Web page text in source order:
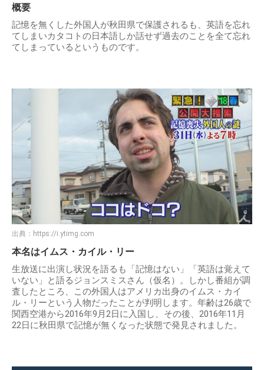
概要
記憶を無くした外国人が秋田県で保護されるも、英語を忘れ
てしまいカタコトの日本語しか話せず過去のことを全て忘れ
てしまっているというものです。
出典： https://i.ytimg.com
本名はイムス・カイル・リー
生放送に出演し状況を語るも「記憶はない」「英語は覚えて
いない」と語るジョンスミスさん（仮名）。しかし番組が調
査したところ、この外国人はアメリカ出身のイムス・カイ
ル・リーという人物だったことが判明します。年齢は26歳で
関西空港から2016年9月2日に入国し、その後、2016年11月
22日に秋田県で記憶が無くなった状態で発見されました。